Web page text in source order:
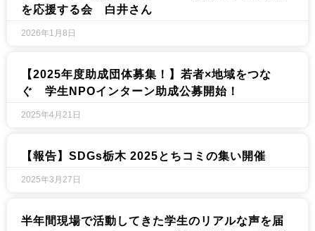
を応援する会 白井さん
2026年1月8日
【2025年度助成団体募集！】若者×地域をつな
ぐ 学生NPOインターン助成公募開始！
2025年4月21日
【報告】SDGs栃木 2025とちコミの集い開催​
2025年3月27日
半年間現場で活動してきた学生のリアルな声を届